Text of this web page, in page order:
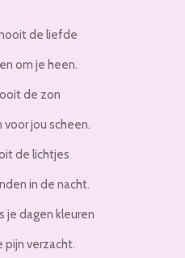
de liefde
om je heen.
de zon
jou scheen.
de lichtjes
in de nacht.
je dagen kleuren
verzacht.